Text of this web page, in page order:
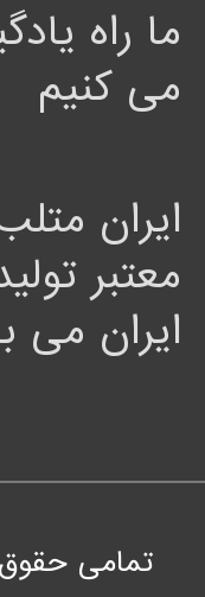
ما راه
می کنیم
ایران
معتبر
ایران می